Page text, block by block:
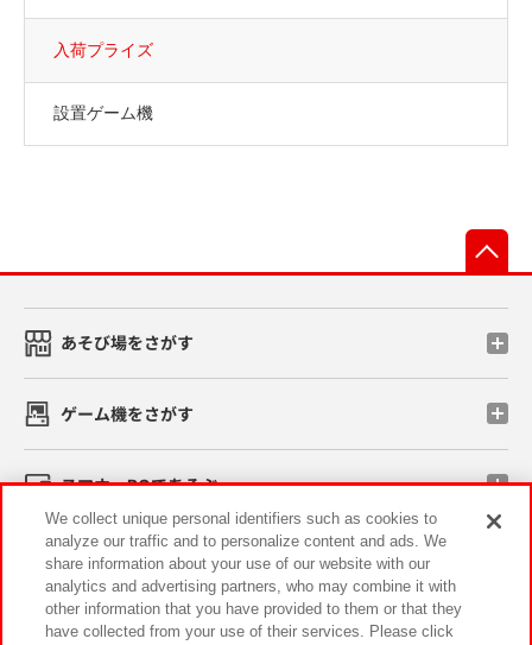
入荷プライズ
設置ゲーム機
あそび場をさがす
ゲーム機をさがす
スマホ・PCであそぶ
イベント・キャンペーン
We collect unique personal identifiers such as cookies to
analyze our traffic and to personalize content and ads. We
share information about your use of our website with our
analytics and advertising partners, who may combine it with
other information that you have provided to them or that they
have collected from your use of their services. Please click